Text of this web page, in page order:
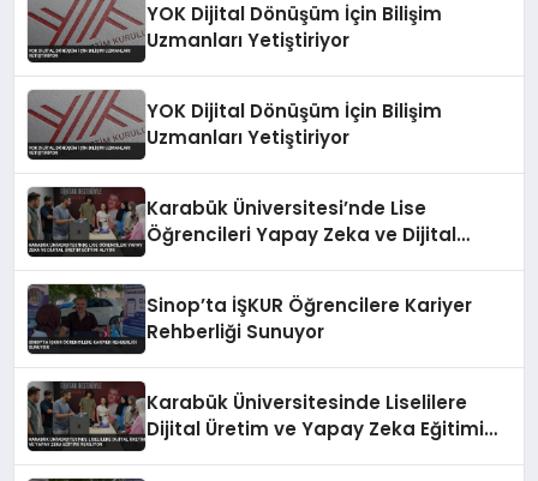
YOK Dijital Dönüşüm İçin Bilişim
Uzmanları Yetiştiriyor
YOK Dijital Dönüşüm İçin Bilişim
Uzmanları Yetiştiriyor
Karabük Üniversitesi’nde Lise
Öğrencileri Yapay Zeka ve Dijital
Sinop’ta İŞKUR Öğrencilere Kariyer
Rehberliği Sunuyor
Karabük Üniversitesinde Liselilere
Dijital Üretim ve Yapay Zeka Eğitimi